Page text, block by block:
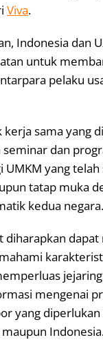
Viva.
Indonesia dan
untuk
pelaku
sama yang
dan
UMKM yang
tatap muka
kedua negara.
diharapkan
mengenai
yang